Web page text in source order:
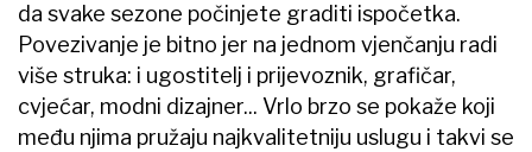
da svake sezone počinjete graditi ispočetka.
Povezivanje je bitno jer na jednom vjenčanju radi
više struka: i ugostitelj i prijevoznik, grafičar,
cvjećar, modni dizajner... Vrlo brzo se pokaže koji
među njima pružaju najkvalitetniju uslugu i takvi se